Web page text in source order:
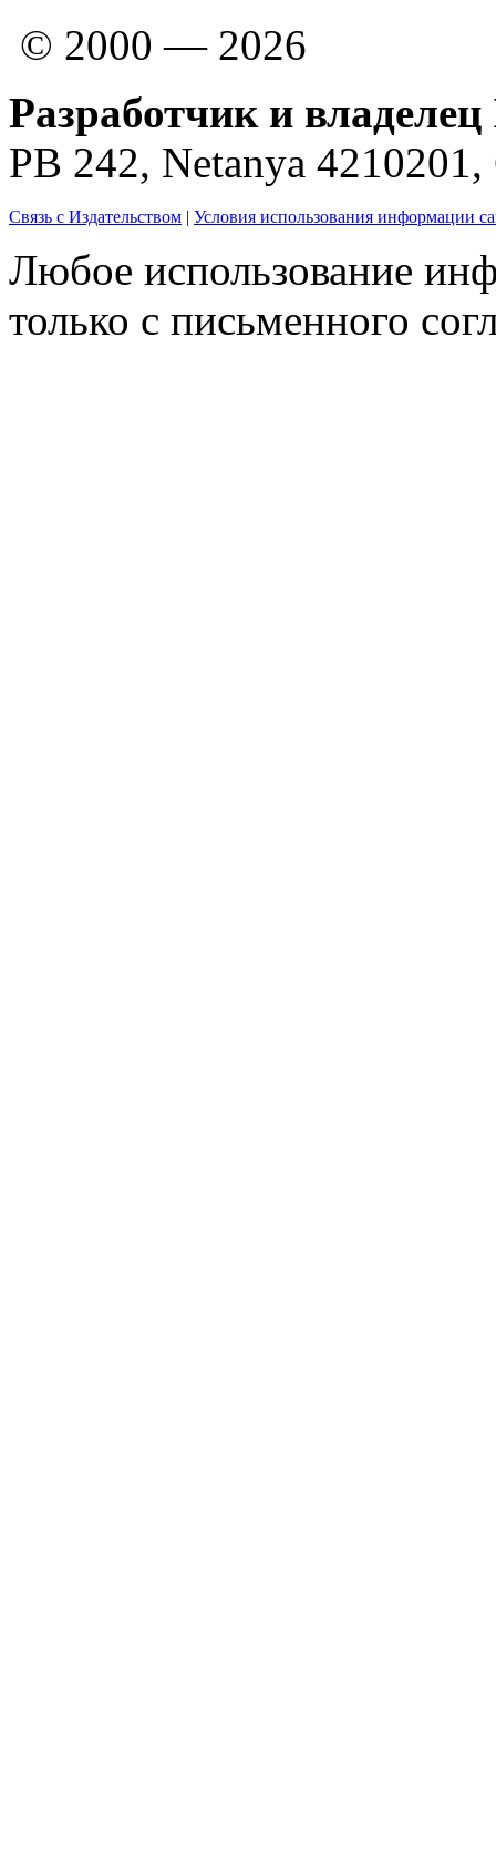
© 2000 — 2026
Разработчик и
PB 242, Netanya
Связь с Издательством | Условия использования информации
Любое использование
только с письменного